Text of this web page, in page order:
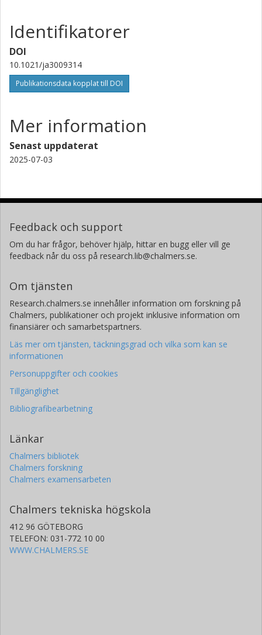
University of Colorado
D. M. Walba
University of Colorado
N. A. Clark
University of Colorado
Identifikatorer
DOI
10.1021/ja3009314
Publikationsdata kopplat till DOI
Mer information
Senast uppdaterat
2025-07-03
Feedback och support
Om du har frågor, behöver hjälp, hittar en bugg eller vill ge
feedback når du oss på research.lib@chalmers.se.
Om tjänsten
Research.chalmers.se innehåller information om forskning på
Chalmers, publikationer och projekt inklusive information om
finansiärer och samarbetspartners.
Läs mer om tjänsten, täckningsgrad och vilka som kan se
informationen
Personuppgifter och cookies
Tillgänglighet
Bibliografibearbetning
Länkar
Chalmers bibliotek
Chalmers forskning
Chalmers examensarbeten
Chalmers tekniska högskola
412 96 GÖTEBORG
TELEFON: 031-772 10 00
WWW.CHALMERS.SE